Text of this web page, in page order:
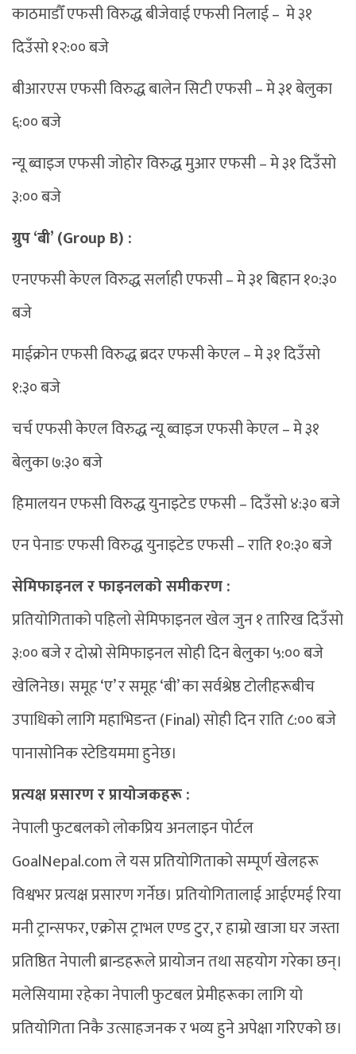
काठमाडौँ एफसी विरुद्ध बीजेवाई एफसी निलाई – मे ३१
दिउँसो १२:०० बजे
बीआरएस एफसी विरुद्ध बालेन सिटी एफसी – मे ३१ बेलुका
६:०० बजे
न्यू ब्वाइज एफसी जोहोर विरुद्ध मुआर एफसी – मे ३१ दिउँसो
३:०० बजे
ग्रुप ‘बी’ (Group B) :
एनएफसी केएल विरुद्ध सर्लाही एफसी – मे ३१ बिहान १०:३०
बजे
माईक्रोन एफसी विरुद्ध ब्रदर एफसी केएल – मे ३१ दिउँसो
१:३० बजे
चर्च एफसी केएल विरुद्ध न्यू ब्वाइज एफसी केएल – मे ३१
बेलुका ७:३० बजे
हिमालयन एफसी विरुद्ध युनाइटेड एफसी – दिउँसो ४:३० बजे
एन पेनाङ एफसी विरुद्ध युनाइटेड एफसी – राति १०:३० बजे
सेमिफाइनल र फाइनलको समीकरण :
प्रतियोगिताको पहिलो सेमिफाइनल खेल जुन १ तारिख दिउँसो
३:०० बजे र दोस्रो सेमिफाइनल सोही दिन बेलुका ५:०० बजे
खेलिनेछ। समूह ‘ए’ र समूह ‘बी’ का सर्वश्रेष्ठ टोलीहरूबीच
उपाधिको लागि महाभिडन्त (Final) सोही दिन राति ८:०० बजे
पानासोनिक स्टेडियममा हुनेछ।
प्रत्यक्ष प्रसारण र प्रायोजकहरू :
नेपाली फुटबलको लोकप्रिय अनलाइन पोर्टल
GoalNepal.com ले यस प्रतियोगिताको सम्पूर्ण खेलहरू
विश्वभर प्रत्यक्ष प्रसारण गर्नेछ। प्रतियोगितालाई आईएमई रिया
मनी ट्रान्सफर, एक्रोस ट्राभल एण्ड टुर, र हाम्रो खाजा घर जस्ता
प्रतिष्ठित नेपाली ब्रान्डहरूले प्रायोजन तथा सहयोग गरेका छन्।
मलेसियामा रहेका नेपाली फुटबल प्रेमीहरूका लागि यो
प्रतियोगिता निकै उत्साहजनक र भव्य हुने अपेक्षा गरिएको छ।